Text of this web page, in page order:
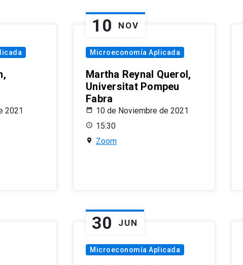
2021
10 NOV
Microeconomía Aplicada
Martha Reynal Querol,
Universitat Pompeu
Fabra
10 de Noviembre de 2021
15:30
Zoom
30 JUN
Microeconomía Aplicada